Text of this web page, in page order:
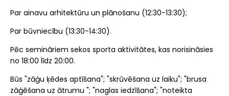
Par ainavu arhitektūru un plānošanu (12:30-13:30);
Par būvniecību (13:30-14:30).
Pēc semināriem sekos sporta aktivitātes, kas norisināsies
no 18:00 līdz 20:00.
Būs "zāģu ķēdes aptīšana"; "skrūvēšana uz laiku"; "brusa
zāģēšana uz ātrumu "; "naglas iedzīšana"; "noteikta